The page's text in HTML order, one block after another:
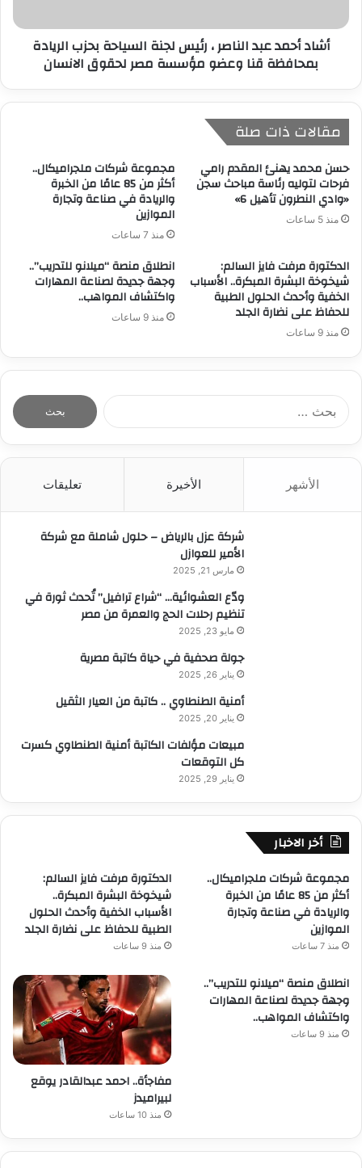
أشاد أحمد عبد الناصر ، رئيس لجنة السياحة بحزب الريادة
بمحافظة قنا وعضو مؤسسة مصر لحقوق الانسان
مقالات ذات صلة
حسن محمد يهنئ المقدم رامي
فرحات لتوليه رئاسة مباحث سجن
«وادي النطرون تأهيل 6»
منذ 5 ساعات
مجموعة شركات ملجراميكال..
أكثر من 85 عامًا من الخبرة
والريادة في صناعة وتجارة
الموازين
منذ 7 ساعات
الدكتورة مرفت فايز السالم:
شيخوخة البشرة المبكرة.. الأسباب
الخفية وأحدث الحلول الطبية
للحفاظ على نضارة الجلد
منذ 9 ساعات
انطلاق منصة “ميلانو للتدريب”..
وجهة جديدة لصناعة المهارات
واكتشاف المواهب..
منذ 9 ساعات
الأشهر الأخيرة تعليقات
شركة عزل بالرياض – حلول شاملة مع شركة
الأمير للعوازل
مارس 21, 2025
ودّع العشوائية… “شراع ترافيل” تُحدث ثورة في
تنظيم رحلات الحج والعمرة من مصر
مايو 23, 2025
جولة صحفية في حياة كاتبة مصرية
يناير 26, 2025
أمنية الطنطاوي .. كاتبة من العيار الثقيل
يناير 20, 2025
مبيعات مؤلفات الكاتبة أمنية الطنطاوي كسرت
كل التوقعات
يناير 29, 2025
أخر الاخبار
مجموعة شركات ملجراميكال..
أكثر من 85 عامًا من الخبرة
والريادة في صناعة وتجارة
الموازين
منذ 7 ساعات
الدكتورة مرفت فايز السالم:
شيخوخة البشرة المبكرة..
الأسباب الخفية وأحدث الحلول
الطبية للحفاظ على نضارة الجلد
منذ 9 ساعات
انطلاق منصة “ميلانو للتدريب”..
وجهة جديدة لصناعة المهارات
واكتشاف المواهب..
منذ 9 ساعات
مفاجأة.. احمد عبدالقادر يوقع
لبيراميدز
منذ 10 ساعات